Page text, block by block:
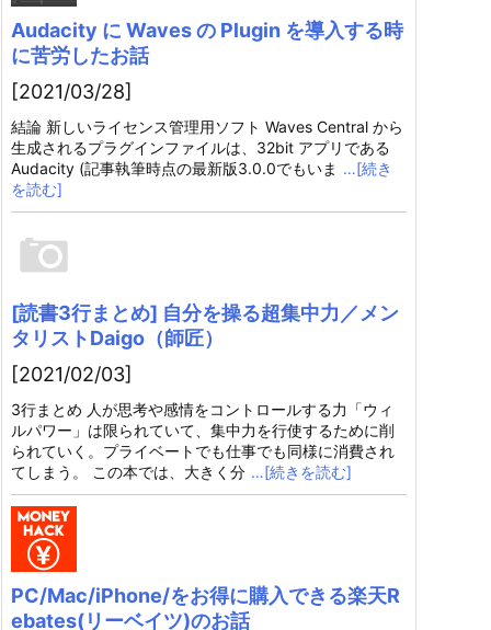
Audacity に Waves の Plugin を導入する時
に苦労したお話
[2021/03/28]
結論 新しいライセンス管理用ソフト Waves Central から
生成されるプラグインファイルは、32bit アプリである
Audacity (記事執筆時点の最新版3.0.0でもいま …[続き
を読む]
[読書3行まとめ] 自分を操る超集中力／メン
タリストDaigo（師匠）
[2021/02/03]
3行まとめ 人が思考や感情をコントロールする力「ウィ
ルパワー」は限られていて、集中力を行使するために削
られていく。プライベートでも仕事でも同様に消費され
てしまう。 この本では、大きく分 …[続きを読む]
PC/Mac/iPhone/をお得に購入できる楽天R
ebates(リーベイツ)のお話